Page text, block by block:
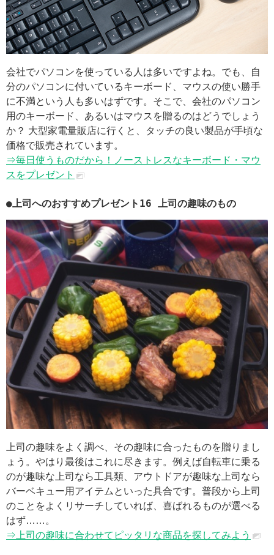
会社でパソコンを使っている人は多いですよね。でも、自
分のパソコンに付いているキーボード、マウスの使い勝手
に不満という人も多いはずです。そこで、会社のパソコン
用のキーボード、あるいはマウスを贈るのはどうでしょう
か？ 大型家電量販店に行くと、タッチの良い製品が手頃な
価格で販売されています。
⇒毎日使うものだから！ノーストレスなキーボード・マウ
スをプレゼント
●上司へのおすすめプレゼント16 上司の趣味のもの
上司の趣味をよく調べ、その趣味に合ったものを贈りまし
ょう。やはり最後はこれに尽きます。例えば自転車に乗る
のが趣味な上司なら工具類、アウトドアが趣味な上司なら
バーベキュー用アイテムといった具合です。普段から上司
のことをよくリサーチしていれば、喜ばれるものが選べる
はず……。
⇒上司の趣味に合わせてピッタリな商品を探してみよう